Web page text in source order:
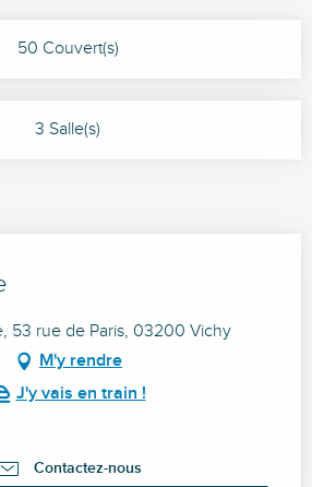
50 Couvert(s)
3 Salle(s)
53 rue de Paris, 03200 Vichy
M'y rendre
J'y vais en train !
Contactez-nous